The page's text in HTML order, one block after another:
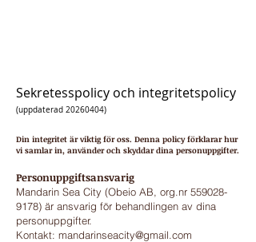
Sekretesspolicy och integritetspolicy
(uppdaterad 20260404)
Din integritet är viktig för oss. Denna policy förklarar hur
vi samlar in, använder och skyddar dina personuppgifter.
Personuppgiftsansvarig
Mandarin Sea City (Obeio AB, org.nr 559028-
9178) är ansvarig för behandlingen av dina
personuppgifter.
Kontakt: mandarinseacity@gmail.com